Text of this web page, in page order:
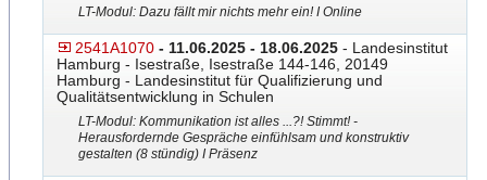
LT-Modul: Dazu fällt mir nichts mehr ein! I Online
2541A1070 - 11.06.2025 - 18.06.2025 - Landesinstitut
Hamburg - Isestraße, Isestraße 144-146, 20149
Hamburg - Landesinstitut für Qualifizierung und
Qualitätsentwicklung in Schulen
LT-Modul: Kommunikation ist alles ...?! Stimmt! -
Herausfordernde Gespräche einfühlsam und konstruktiv
gestalten (8 stündig) I Präsenz